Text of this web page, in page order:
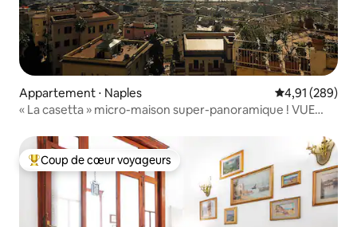
Appartement ⋅ Naples Évaluation
4,91 (289)
« La casetta » micro-maison super-panoramique ! VUE
Coups de cœur voyageurs les plus appréciés
Coup de cœur voyageurs